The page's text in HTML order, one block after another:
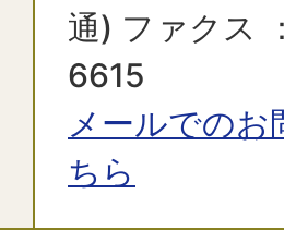
通) ファクス
6615
メールでの
ちら